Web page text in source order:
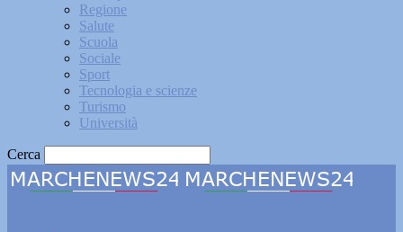
Regione
Salute
Scuola
Sociale
Sport
Tecnologia e scienze
Turismo
Università
Cerca